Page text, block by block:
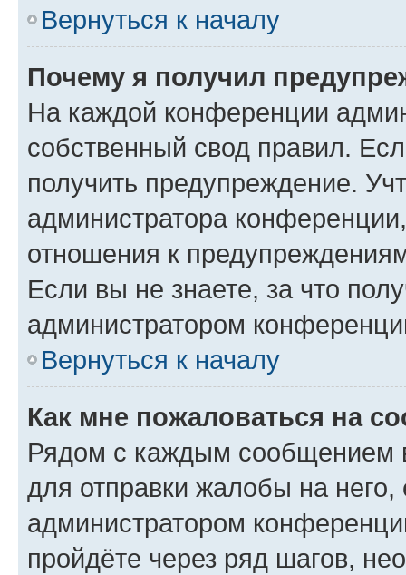
Вернуться к началу
Почему я получил
На каждой конференции
собственный свод правил.
получить предупреждение.
администратора
отношения к
Если вы не знаете, за что
администратором
Вернуться к началу
Как мне пожаловаться на
Рядом с каждым сообщением
для отправки жалобы на
администратором
пройдёте через ряд шагов,